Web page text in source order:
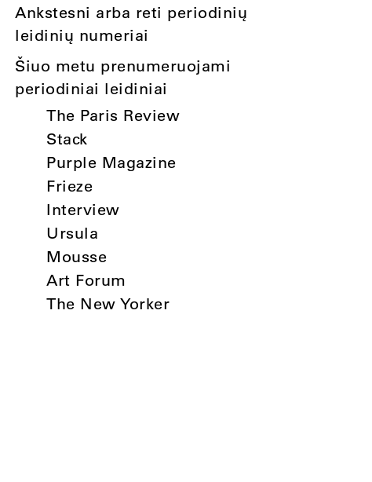
Ankstesni arba reti periodinių
leidinių numeriai
Šiuo metu prenumeruojami
periodiniai leidiniai
The Paris Review
Stack
Purple Magazine
Frieze
Interview
Ursula
Mousse
Art Forum
The New Yorker